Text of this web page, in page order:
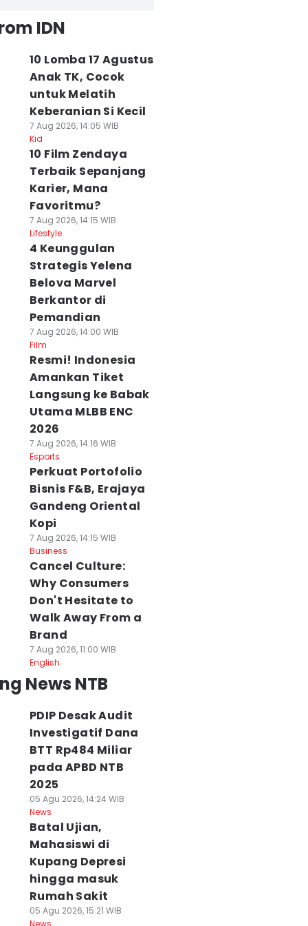
IDN
10 Lomba 17 Agustus
Anak TK, Cocok
untuk Melatih
Keberanian Si Kecil
7 Aug 2026, 14:05 WIB
Kid
10 Film Zendaya
Terbaik Sepanjang
Karier, Mana
Favoritmu?
7 Aug 2026, 14:15 WIB
Lifestyle
4 Keunggulan
Strategis Yelena
Belova Marvel
Berkantor di
Pemandian
7 Aug 2026, 14:00 WIB
Film
Resmi! Indonesia
Amankan Tiket
Langsung ke Babak
Utama MLBB ENC
2026
7 Aug 2026, 14:16 WIB
Esports
Perkuat Portofolio
Bisnis F&B, Erajaya
Gandeng Oriental
Kopi
7 Aug 2026, 14:15 WIB
Business
Cancel Culture:
Why Consumers
Don't Hesitate to
Walk Away From a
Brand
7 Aug 2026, 11:00 WIB
English
News NTB
PDIP Desak Audit
Investigatif Dana
BTT Rp484 Miliar
pada APBD NTB
2025
05 Agu 2026, 14:24 WIB
News
Batal Ujian,
Mahasiswi di
Kupang Depresi
hingga masuk
Rumah Sakit
05 Agu 2026, 15:21 WIB
News